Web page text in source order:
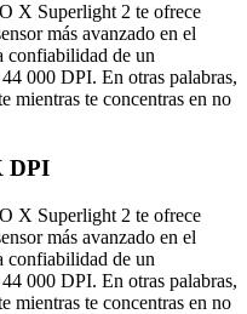
X Superlight 2 te ofrece
más avanzado en el
confiabilidad de un
000 DPI. En otras palabras,
mientras te concentras en no
DPI
X Superlight 2 te ofrece
más avanzado en el
confiabilidad de un
000 DPI. En otras palabras,
mientras te concentras en no